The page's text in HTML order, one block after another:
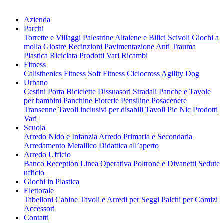
Azienda
Parchi
Torrette e Villaggi Palestrine Altalene e Bilici Scivoli Giochi a
molla Giostre Recinzioni Pavimentazione Anti Trauma
Plastica Riciclata Prodotti Vari Ricambi
Fitness
Calisthenics Fitness Soft Fitness Ciclocross Agility Dog
Urbano
Cestini Porta Biciclette Dissuasori Stradali Panche e Tavole
per bambini Panchine Fiorerie Pensiline Posacenere
Transenne Tavoli inclusivi per disabili Tavoli Pic Nic Prodotti
Vari
Scuola
Arredo Nido e Infanzia Arredo Primaria e Secondaria
Arredamento Metallico Didattica all’aperto
Arredo Ufficio
Banco Reception Linea Operativa Poltrone e Divanetti Sedute
ufficio
Giochi in Plastica
Elettorale
Tabelloni Cabine Tavoli e Arredi per Seggi Palchi per Comizi
Accessori
Contatti